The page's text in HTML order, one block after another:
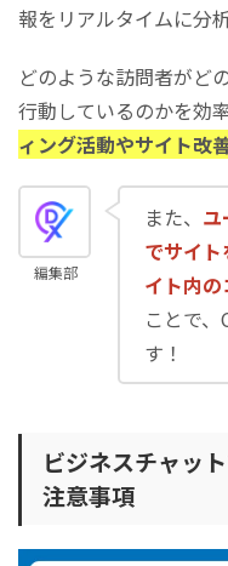
報をリアルタイムに分
どのような訪問者がど
行動しているのかを効
ィング活動やサイト改
編集部
また、
でサイ
イト内
ことで
す！
ビジネスチャッ
注意事項